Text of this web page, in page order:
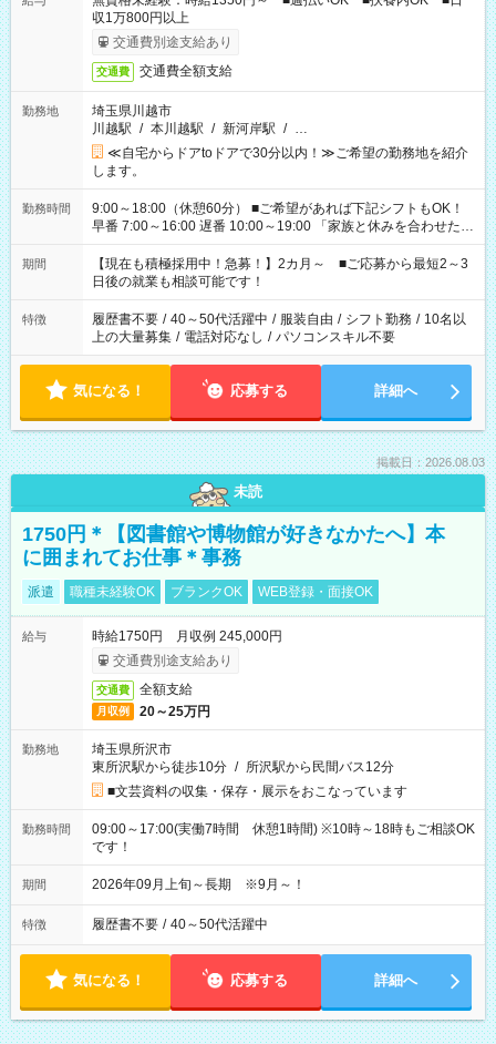
収1万800円以上
交通費別途支給あり
交通費 交通費全額支給
勤務地
埼玉県川越市
川越駅 / 本川越駅 / 新河岸駅 / …
≪自宅からドアtoドアで30分以内！≫ご希望の勤務地を紹介
します。
勤務時間
9:00～18:00（休憩60分） ■ご希望があれば下記シフトもOK！
早番 7:00～16:00 遅番 10:00～19:00 「家族と休みを合わせた
い」 「余裕を持って夕飯の準備がしたい」 「できれば残業はし
たくない」 など、ご希望を教えてくださいね。 ※Wワーク希望
の方へ 今ご覧のお仕事で希望する勤務時間と、もう1つのお仕事
の勤務時間。 合計で週40時間を超える場合は応募できません。
期間
【現在も積極採用中！急募！】2カ月～ ■ご応募から最短2～3
日後の就業も相談可能です！
特徴 履歴書不要 / 40～50代活躍中 / 服装自由 / シフト勤務 / 10名以
上の大量募集 / 電話対応なし / パソコンスキル不要
気になる！ 応募する 詳細へ
掲載日：2026.08.03
未読
1750円＊【図書館や博物館が好きなかたへ】本
に囲まれてお仕事＊事務
派遣 職種未経験OK ブランクOK WEB登録・面接OK
給与
時給1750円 月収例 245,000円
交通費別途支給あり
交通費 全額支給
月収例 20～25万円
勤務地
埼玉県所沢市
東所沢駅から徒歩10分 / 所沢駅から民間バス12分
■文芸資料の収集・保存・展示をおこなっています
勤務時間
09:00～17:00(実働7時間 休憩1時間) ※10時～18時もご相談OK
です！
期間 2026年09月上旬～長期 ※9月～！
特徴 履歴書不要 / 40～50代活躍中
気になる！ 応募する 詳細へ